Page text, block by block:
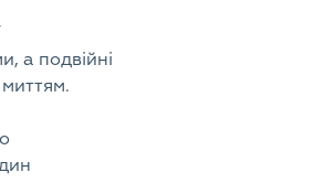
а подвійні